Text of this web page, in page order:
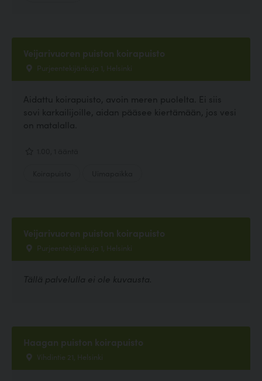
Veijarivuoren puiston koirapuisto
Purjeentekijänkuja 1, Helsinki
Aidattu koirapuisto, avoin meren puolelta. Ei siis
sovi karkailijoille, aidan pääsee kiertämään, jos vesi
on matalalla.
Veijarivuoren puiston koirapuisto
Purjeentekijänkuja 1, Helsinki
Tällä palvelulla ei ole kuvausta.
Haagan puiston koirapuisto
Vihdintie 21, Helsinki